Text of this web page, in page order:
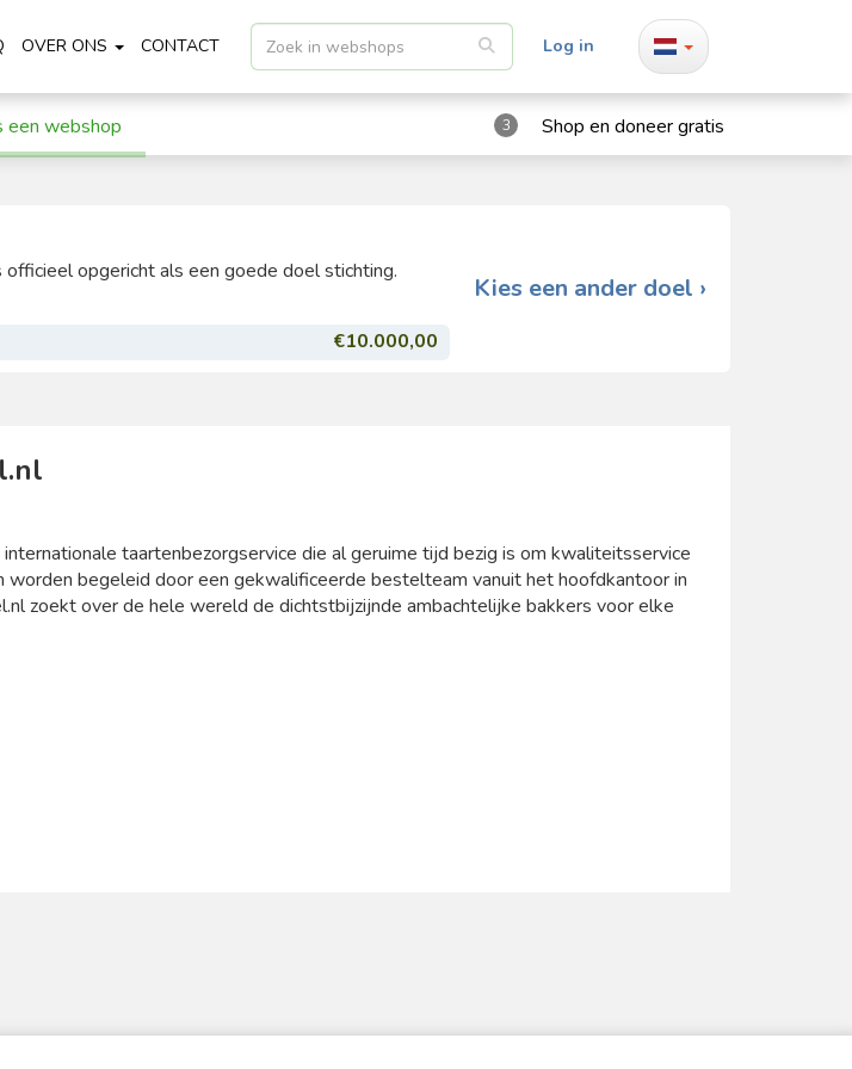
OVER ONS CONTACT Log in
een webshop 3 Shop en doneer gratis
opgericht als een goede doel stichting.
€10.000,00
Kies een ander doel ›
taartenbezorgservice die al geruime tijd bezig is om kwaliteitsservice
worden begeleid door een gekwalificeerde bestelteam vanuit het hoofdkantoor in
zoekt over de hele wereld de dichtstbijzijnde ambachtelijke bakkers voor elke